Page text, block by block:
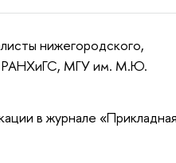
нижегородского,
РАНХиГС, МГУ им. М.Ю.
в журнале «Прикладная